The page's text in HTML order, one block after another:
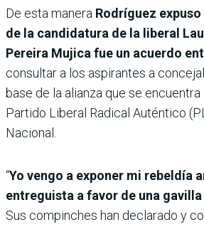
De esta manera Rodríguez
de la candidatura de la liberal
Pereira Mujica fue un acuerdo
consultar a los aspirantes a
base de la alianza que se encuentra
Partido Liberal Radical Auténtico
Nacional.
“Yo vengo a exponer mi rebeldía
entreguista a favor de una
Sus compinches han declarado y